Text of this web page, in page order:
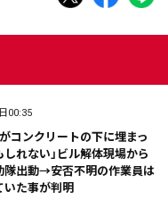
00:35
がコンクリートの下に埋まっ
れない」ビル解体現場から
出動→安否不明の作業員は
いた事が判明